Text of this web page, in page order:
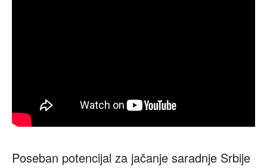
Poseban potencijal za jačanje saradnje Srbije